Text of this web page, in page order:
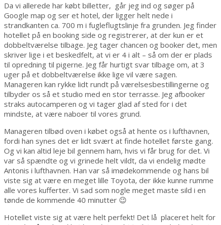
Da vi allerede har købt billetter, går jeg ind og søger på
Google map og ser et hotel, der ligger helt nede i
strandkanten ca. 700 m i fugleflugtslinje fra grunden. Jeg finder
hotellet på en booking side og registrerer, at der kun er et
dobbeltværelse tilbage. Jeg tager chancen og booker det, men
skriver lige i et beskedfelt, at vi er 4 i alt – så om der er plads
til opredning til pigerne. Jeg får hurtigt svar tilbage om, at 3
uger på et dobbeltværelse ikke lige vil være sagen.
Manageren kan rykke lidt rundt på værelsesbestillingerne og
tilbyder os så et studio med en stor terrasse. Jeg afbooker
straks autocamperen og vi tager glad af sted for i det
mindste, at være naboer til vores grund.
Manageren tilbød oven i købet også at hente os i lufthavnen,
fordi han synes det er lidt svært at finde hotellet første gang.
Og vi kan altid leje bil gennem ham, hvis vi får brug for det. Vi
var så spændte og vi grinede helt vildt, da vi endelig mødte
Antonis i lufthavnen. Han var så imødekommende og hans bil
viste sig at være en meget lille Toyota, der ikke kunne rumme
alle vores kufferter. Vi sad som nogle meget maste sild i en
tønde de kommende 40 minutter 😉
Hotellet viste sig at være helt perfekt! Det lå placeret helt for